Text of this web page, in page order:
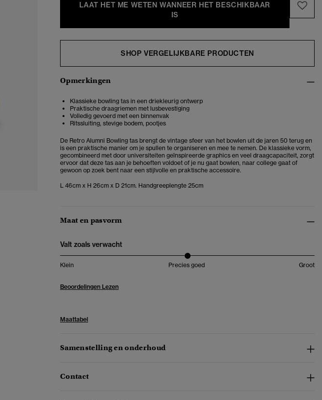
LAAT HET ME WETEN WANNEER HET BESCHIKBAAR
IS
SHOP VERGELIJKBARE PRODUCTEN
Opmerkingen
Klassieke bowling tas in een driekleurig ontwerp
Praktische draagriemen met lusbevestiging
Volledig gevoerd met een binnenvak
Ritssluiting, stevige bodem, pootjes
De Retro Alumni Bowling tas brengt de vintage sfeer van het bowlen uit de jaren 50 terug en
is een praktische manier om je spullen te organiseren en mee te nemen. De klassieke vorm,
gecombineerd met door universiteiten geïnspireerde graphics en veel draagcapaciteit, zorgt
ervoor dat deze tas aan je behoeften voldoet of je nu gaat bowlen, naar college gaat of
gewoon op zoek bent naar een stijlvolle en praktische accessoire.
L 46cm x H 26cm x D 21cm. Handgreeplengte 25cm
Maat en pasvorm
Valt zoals verwacht
Klein Precies goed Groot
Beoordelingen Lezen
Maattabel
Samenstelling en onderhoud
Contact